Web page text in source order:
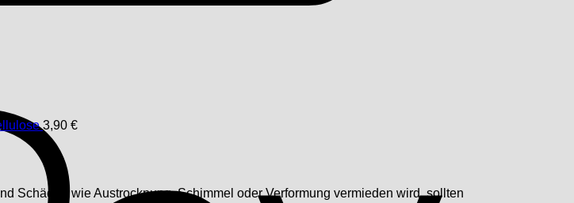
3,90 €
Schäden wie Austrocknung, Schimmel oder Verformung vermieden wird, sollten